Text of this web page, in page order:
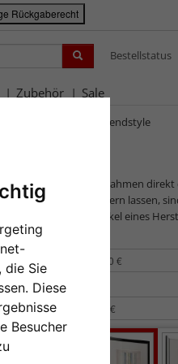
die Sie
Diese
Besucher
Rückgaberecht
Bestellstatus
Zubehör Sale
Kunststoffrahmen Trendstyle
Da wir die Bilderrahmen
Hersteller ausliefern lassen,
Auftrags nur Artikel eines
Format wählen:
Farbe wählen: